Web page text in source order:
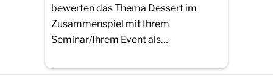
bewerten das Thema Dessert im
Zusammenspiel mit Ihrem
Seminar/Ihrem Event als…